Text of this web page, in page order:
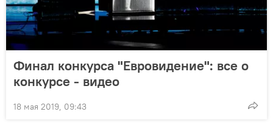
Финал конкурса "Евровидение": все о
конкурсе - видео
18 мая 2019, 09:43